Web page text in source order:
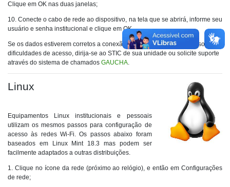
Clique em OK nas duas janelas;
10. Conecte o cabo de rede ao dispositivo, na tela que se abrirá, informe seu
usuário e senha institucional e clique em OK.
Se os dados estiverem corretos a conexão será estabelecida. Em caso de
dificuldades de acesso, dirija-se ao STIC de sua unidade ou solicite suporte
através do sistema de chamados GAUCHA.
Linux
Equipamentos Linux institucionais e pessoais
utilizam os mesmos passos para configuração de
acesso às redes Wi-Fi. Os passos abaixo foram
baseados em Linux Mint 18.3 mas podem ser
facilmente adaptados a outras distribuições.
1. Clique no ícone da rede (próximo ao relógio), e então em Configurações
de rede;